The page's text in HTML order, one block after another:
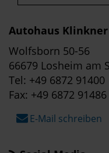
Autohaus Klinkner
Wolfsborn 50-56
66679 Losheim am
Tel: +49 6872 91400
Fax: +49 6872 91486
E-Mail schreiben